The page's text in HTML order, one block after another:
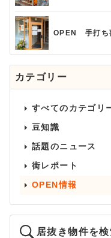
OPEN 手打ち
カテゴリー
すべてのカテゴリ
豆知識
話題のニュース
街レポート
OPEN情報
居抜き物件を検